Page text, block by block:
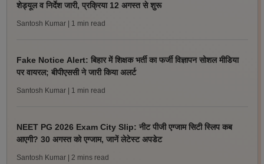
शेड्यूल व निर्देश जारी, प्रक्रिया 12 अगस्त से शुरू
Santosh Kumar | 1 min read
Fake Notice Alert: बिहार में शिक्षक भर्ती का फर्जी विज्ञापन सोशल मीडिया
पर वायरल; बीपीएससी ने जारी किया अलर्ट
Santosh Kumar | 1 min read
NEET PG 2026 Exam City Slip: नीट पीजी एग्जाम सिटी स्लिप कब
आएगी? 30 अगस्त को एग्जाम, जानें लेटेस्ट अपडेट
Santosh Kumar | 2 mins read